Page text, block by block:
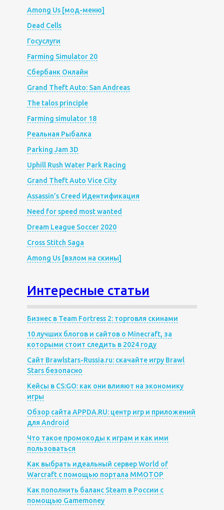
Among Us [мод-меню]
Dead Cells
Госуслуги
Farming Simulator 20
Сбербанк Онлайн
Grand Theft Auto: San Andreas
The talos principle
Farming simulator 18
Реальная Рыбалка
Parking Jam 3D
Uphill Rush Water Park Racing
Grand Theft Auto Vice City
Assassin’s Creed Идентификация
Need for speed most wanted
Dream League Soccer 2020
Cross Stitch Saga
Among Us [взлом на скины]
Интересные статьи
Бизнес в Team Fortress 2: торговля скинами
10 лучших блогов и сайтов о Minecraft, за
которыми стоит следить в 2024 году
Сайт Brawlstars-Russia.ru: скачайте игру Brawl
Stars безопасно
Кейсы в CS:GO: как они влияют на экономику
игры
Обзор сайта APPDA.RU: центр игр и приложений
для Android
Что такое промокоды к играм и как ими
пользоваться
Как выбрать идеальный сервер World of
Warcraft с помощью портала MMOTOP
Как пополнить баланс Steam в России с
помощью Gamemoney